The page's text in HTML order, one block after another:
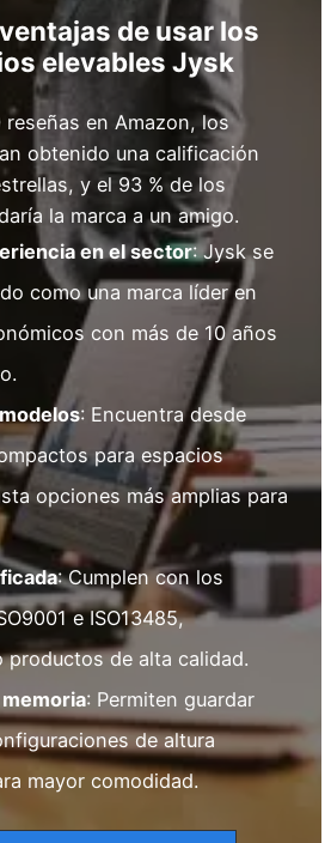
de usar los
elevables Jysk
reseñas en Amazon, los
obtenido una calificación
y el 93 % de los
la marca a un amigo.
en el sector: Jysk se
como una marca líder en
con más de 10 años
: Encuentra desde
para espacios
opciones más amplias para
: Cumplen con los
e ISO13485,
productos de alta calidad.
: Permiten guardar
de altura
mayor comodidad.